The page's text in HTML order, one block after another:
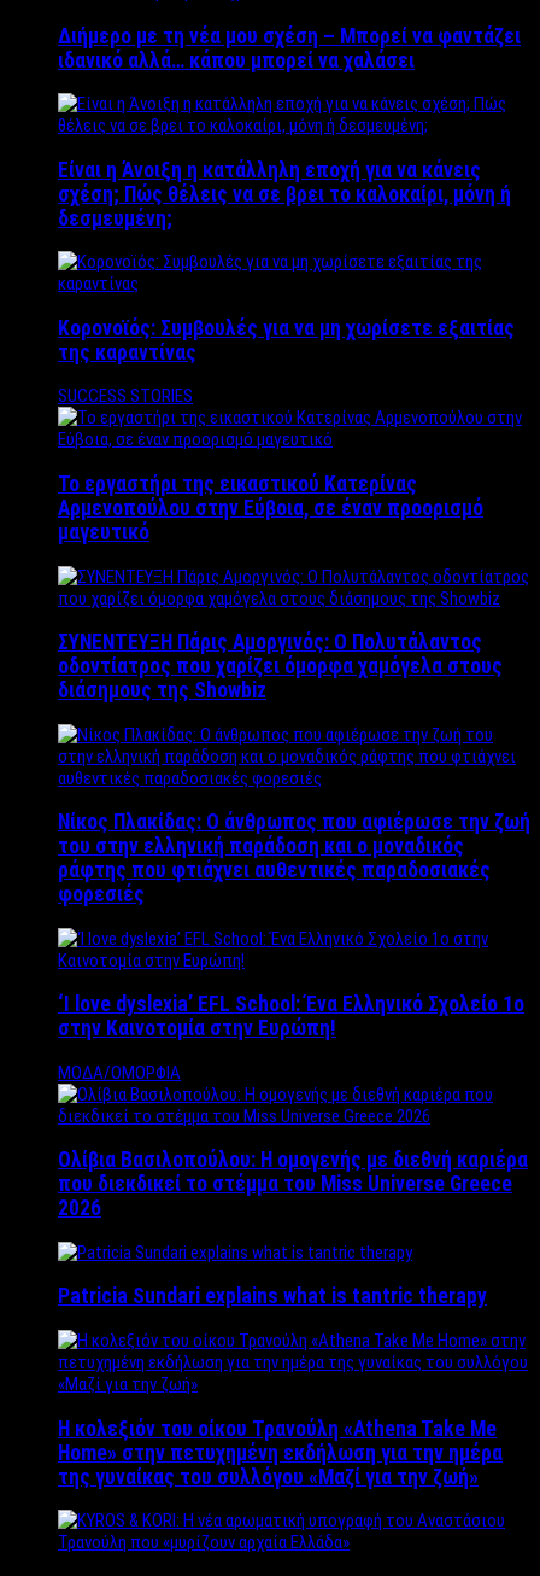
Διήμερο με τη νέα μου σχέση – Μπορεί να φαντάζει
ιδανικό αλλά… κάπου μπορεί να χαλάσει
Είναι η Άνοιξη η κατάλληλη εποχή για να κάνεις
σχέση; Πώς θέλεις να σε βρει το καλοκαίρι, μόνη ή
δεσμευμένη;
Κορονοϊός: Συμβουλές για να μη χωρίσετε εξαιτίας
της καραντίνας
SUCCESS STORIES
Το εργαστήρι της εικαστικού Κατερίνας
Αρμενοπούλου στην Εύβοια, σε έναν προορισμό
μαγευτικό
ΣΥΝΕΝΤΕΥΞΗ Πάρις Αμοργινός: O Πολυτάλαντος
οδοντίατρος που χαρίζει όμορφα χαμόγελα στους
διάσημους της Showbiz
Νίκος Πλακίδας: O άνθρωπος που αφιέρωσε την ζωή
του στην ελληνική παράδοση και ο μοναδικός
ράφτης που φτιάχνει αυθεντικές παραδοσιακές
φορεσιές
‘Ι love dyslexia’ EFL School: Ένα Ελληνικό Σχολείo 1ο
στην Καινοτομία στην Ευρώπη!
ΜΟΔΑ/ΟΜΟΡΦΙΑ
Ολίβια Βασιλοπούλου: Η ομογενής με διεθνή καριέρα
που διεκδικεί το στέμμα του Miss Universe Greece
2026
Patricia Sundari explains what is tantric therapy
Η κολεξιόν του οίκου Τρανούλη «Athena Take Me
Home» στην πετυχημένη εκδήλωση για την ημέρα
της γυναίκας του συλλόγου «Μαζί για την ζωή»